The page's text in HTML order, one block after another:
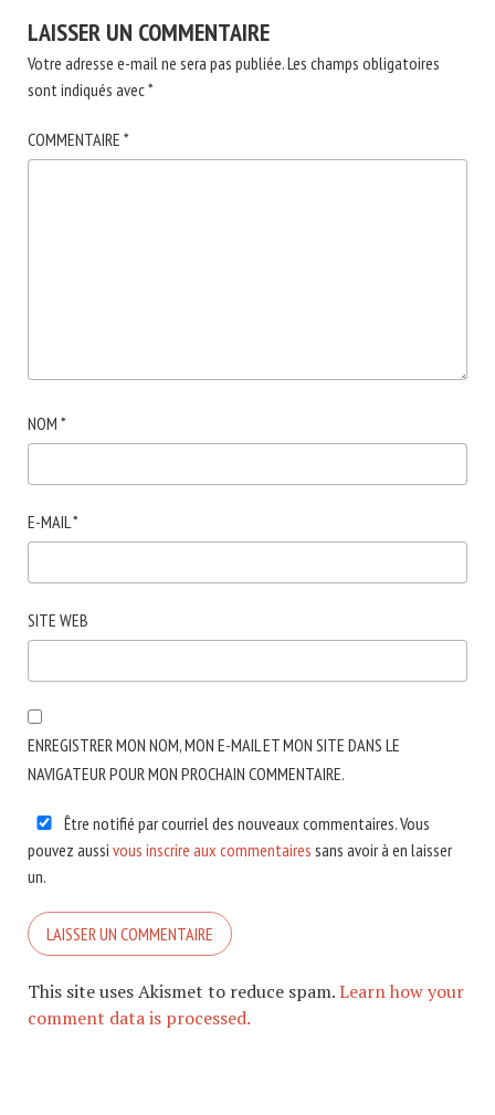
LAISSER UN COMMENTAIRE
Votre adresse e-mail ne sera pas publiée.Les champs obligatoires
sont indiqués avec*
COMMENTAIRE *
NOM *
E-MAIL*
SITE WEB
ENREGISTRER MON NOM, MON E-MAIL ET MON SITE DANS LE
NAVIGATEUR POUR MON PROCHAIN COMMENTAIRE.
Être notifié par courriel des nouveaux commentaires. Vous
pouvez aussi vous inscrire aux commentaires sans avoir à en laisser
un.
This site uses Akismet to reduce spam.Learn how your
comment data is processed.